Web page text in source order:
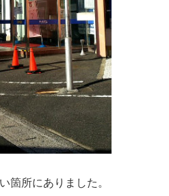
箇所にありました。